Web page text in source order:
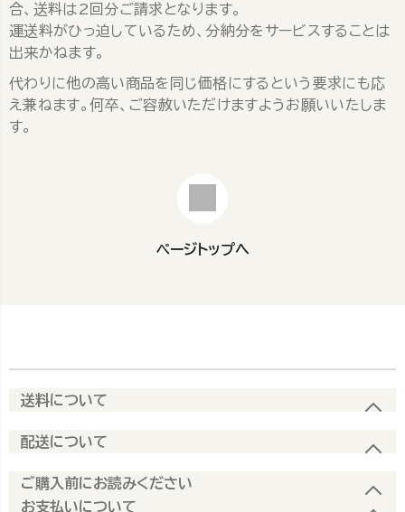
合、送料は2回分ご請求となります。
運送料がひっ迫しているため、分納分をサービスすることは
出来かねます。
代わりに他の高い商品を同じ価格にするという要求にも応
え兼ねます。何卒、ご容赦いただけますようお願いいたしま
す。
ページトップへ
送料について
配送について
ご購入前にお読みください
お支払いについて